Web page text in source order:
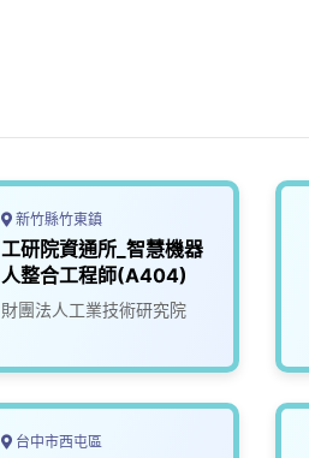
新竹縣竹東鎮
工研院資通所_智慧機器
人整合工程師(A404)
財團法人工業技術研究院
台中市西屯區